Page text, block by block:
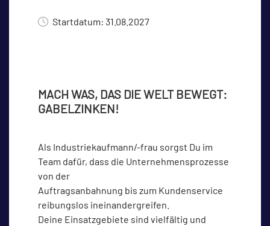
Startdatum: 31.08.2027
MACH WAS, DAS DIE WELT BEWEGT:
GABELZINKEN!
Als Industriekaufmann/-frau sorgst Du im
Team dafür, dass die Unternehmensprozesse
von der
Auftragsanbahnung bis zum Kundenservice
reibungslos ineinandergreifen.
Deine Einsatzgebiete sind vielfältig und